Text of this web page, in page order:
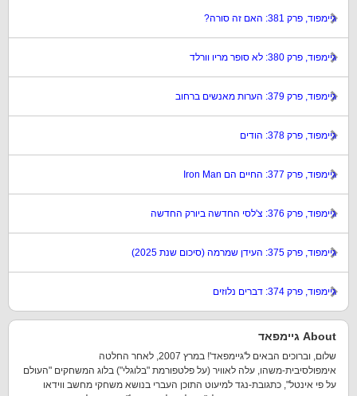
גיימפוד, פרק 381: האם זה סורה?
גיימפוד, פרק 380: לא סופר מריו וורלד
גיימפוד, פרק 379: הערות מאנשים ברחוב
גיימפוד, פרק 378: הודים
גיימפוד, פרק 377: החיים הם Iron Man
גיימפוד, פרק 376: צ'לסי החדשה ביורק החדשה
גיימפוד, פרק 375: העידן שמרמה (סיכום שנת 2025)
גיימפוד, פרק 374: דברים נלוזים
About גיימפאד
שלום, וברוכים הבאים ל'גיימפאד'! במרץ 2007, לאחר החלטה
אימפולסיבית-משהו, עלה לאוויר (על פלטפורמת "בלוגלי") בלוג המשחקים "העולם
על פי אינטל", כתגובת-נגד למיעוט התוכן העברי בנושא משחקי מחשב ווידאו